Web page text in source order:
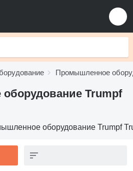
Промышленное
Trumpf
оборудование Trumpf